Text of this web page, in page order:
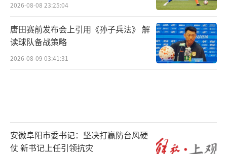
2026-08-08 23:25:04
唐田赛前发布会上引用《孙子兵法》 解
读球队备战策略
2026-08-09 03:41:31
安徽阜阳市委书记：坚决打赢防台风硬
仗 新书记上任引领抗灾